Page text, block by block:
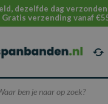
dezelfde dag
Gratis verzending vanaf